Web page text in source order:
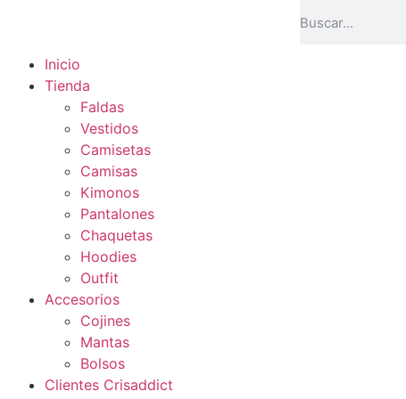
Inicio
Tienda
Faldas
Vestidos
Camisetas
Camisas
Kimonos
Pantalones
Chaquetas
Hoodies
Outfit
Accesorios
Cojines
Mantas
Bolsos
Clientes Crisaddict